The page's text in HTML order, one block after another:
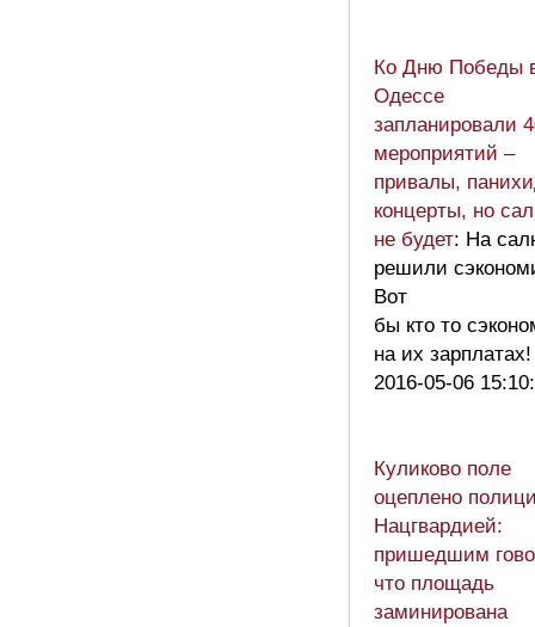
Ко Дню Победы
Одессе
запланировали
мероприятий –
привалы,
концерты, но
не будет: На
решили
Вот
бы кто то
на их
2016-05-06
Куликово поле
оцеплено
Нацгвардией:
пришедшим
что площадь
заминирована